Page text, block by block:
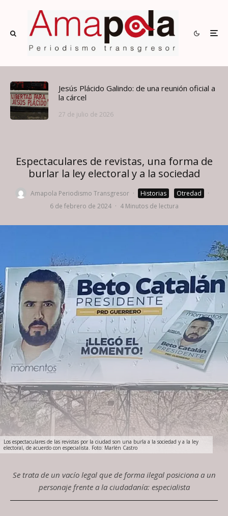
Jesús Plácido Galindo: de una reunión oficial a
la cárcel
27 de julio de 2026
Espectaculares de revistas, una forma de
burlar la ley electoral y a la sociedad
Amapola Periodismo Transgresor · Historias Otredad
·
6 de febrero de 2024 · 4 Minutos de lectura
Los espectaculares de las revistas por la ciudad son una burla a la sociedad y a la ley
electoral, de acuerdo con especialista. Foto: Marlén Castro
Se trata de un vacío legal que de forma ilegal posiciona a un
personaje frente a la ciudadanía: especialista